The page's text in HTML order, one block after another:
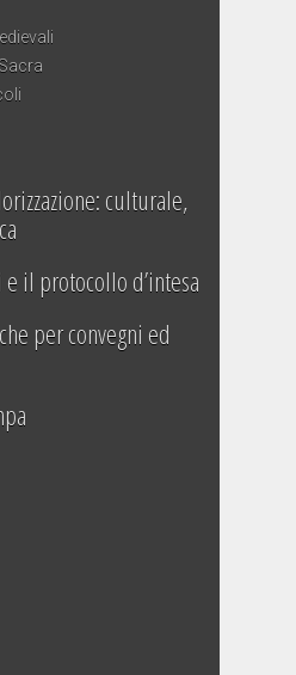
culturale,
il protocollo d’intesa
per convegni ed